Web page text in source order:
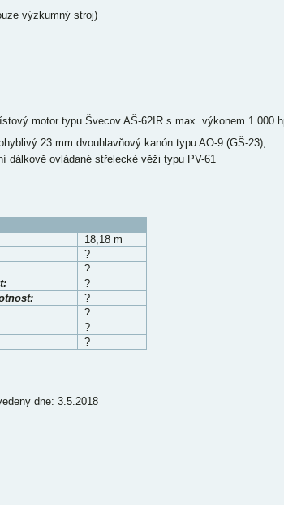
výzkumný stroj)
motor typu Švecov AŠ-62IR s max. výkonem 1 000
23 mm dvouhlavňový kanón typu AO-9 (GŠ-23),
dálkově ovládané střelecké věži typu PV-61
18,18 m
?
?
?
?
?
?
?
dne: 3.5.2018